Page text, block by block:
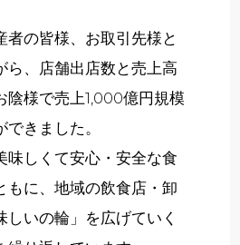
者の皆様、お取引先様と
ら、店舗出店数と売上高
陰様で売上1,000億円規模
きました。
味しくて安心・安全な食
もに、地域の飲食店・卸
しいの輪」を広げていく